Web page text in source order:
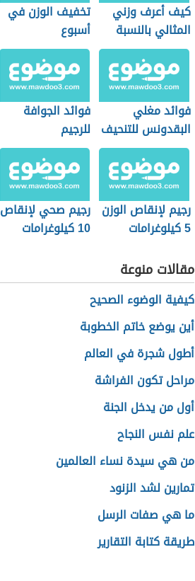
كيف أعرف وزني
المثالي بالنسبة
لعمري وطولي
تخفيف الوزن في
أسبوع
فوائد مغلي
البقدونس للتنحيف
فوائد الجوافة
للرجيم
رجيم لإنقاص الوزن
5 كيلوغرامات
رجيم صحي لإنقاص
10 كيلوغرامات
مقالات منوعة
كيفية الوضوء الصحيح
أين يوضع خاتم الخطوبة
أطول شجرة في العالم
مراحل تكون الفراشة
أول من يدخل الجنة
علم نفس النجاح
من هي سيدة نساء العالمين
تمارين لشد الزنود
ما هي صفات الرسل
طريقة كتابة التقارير